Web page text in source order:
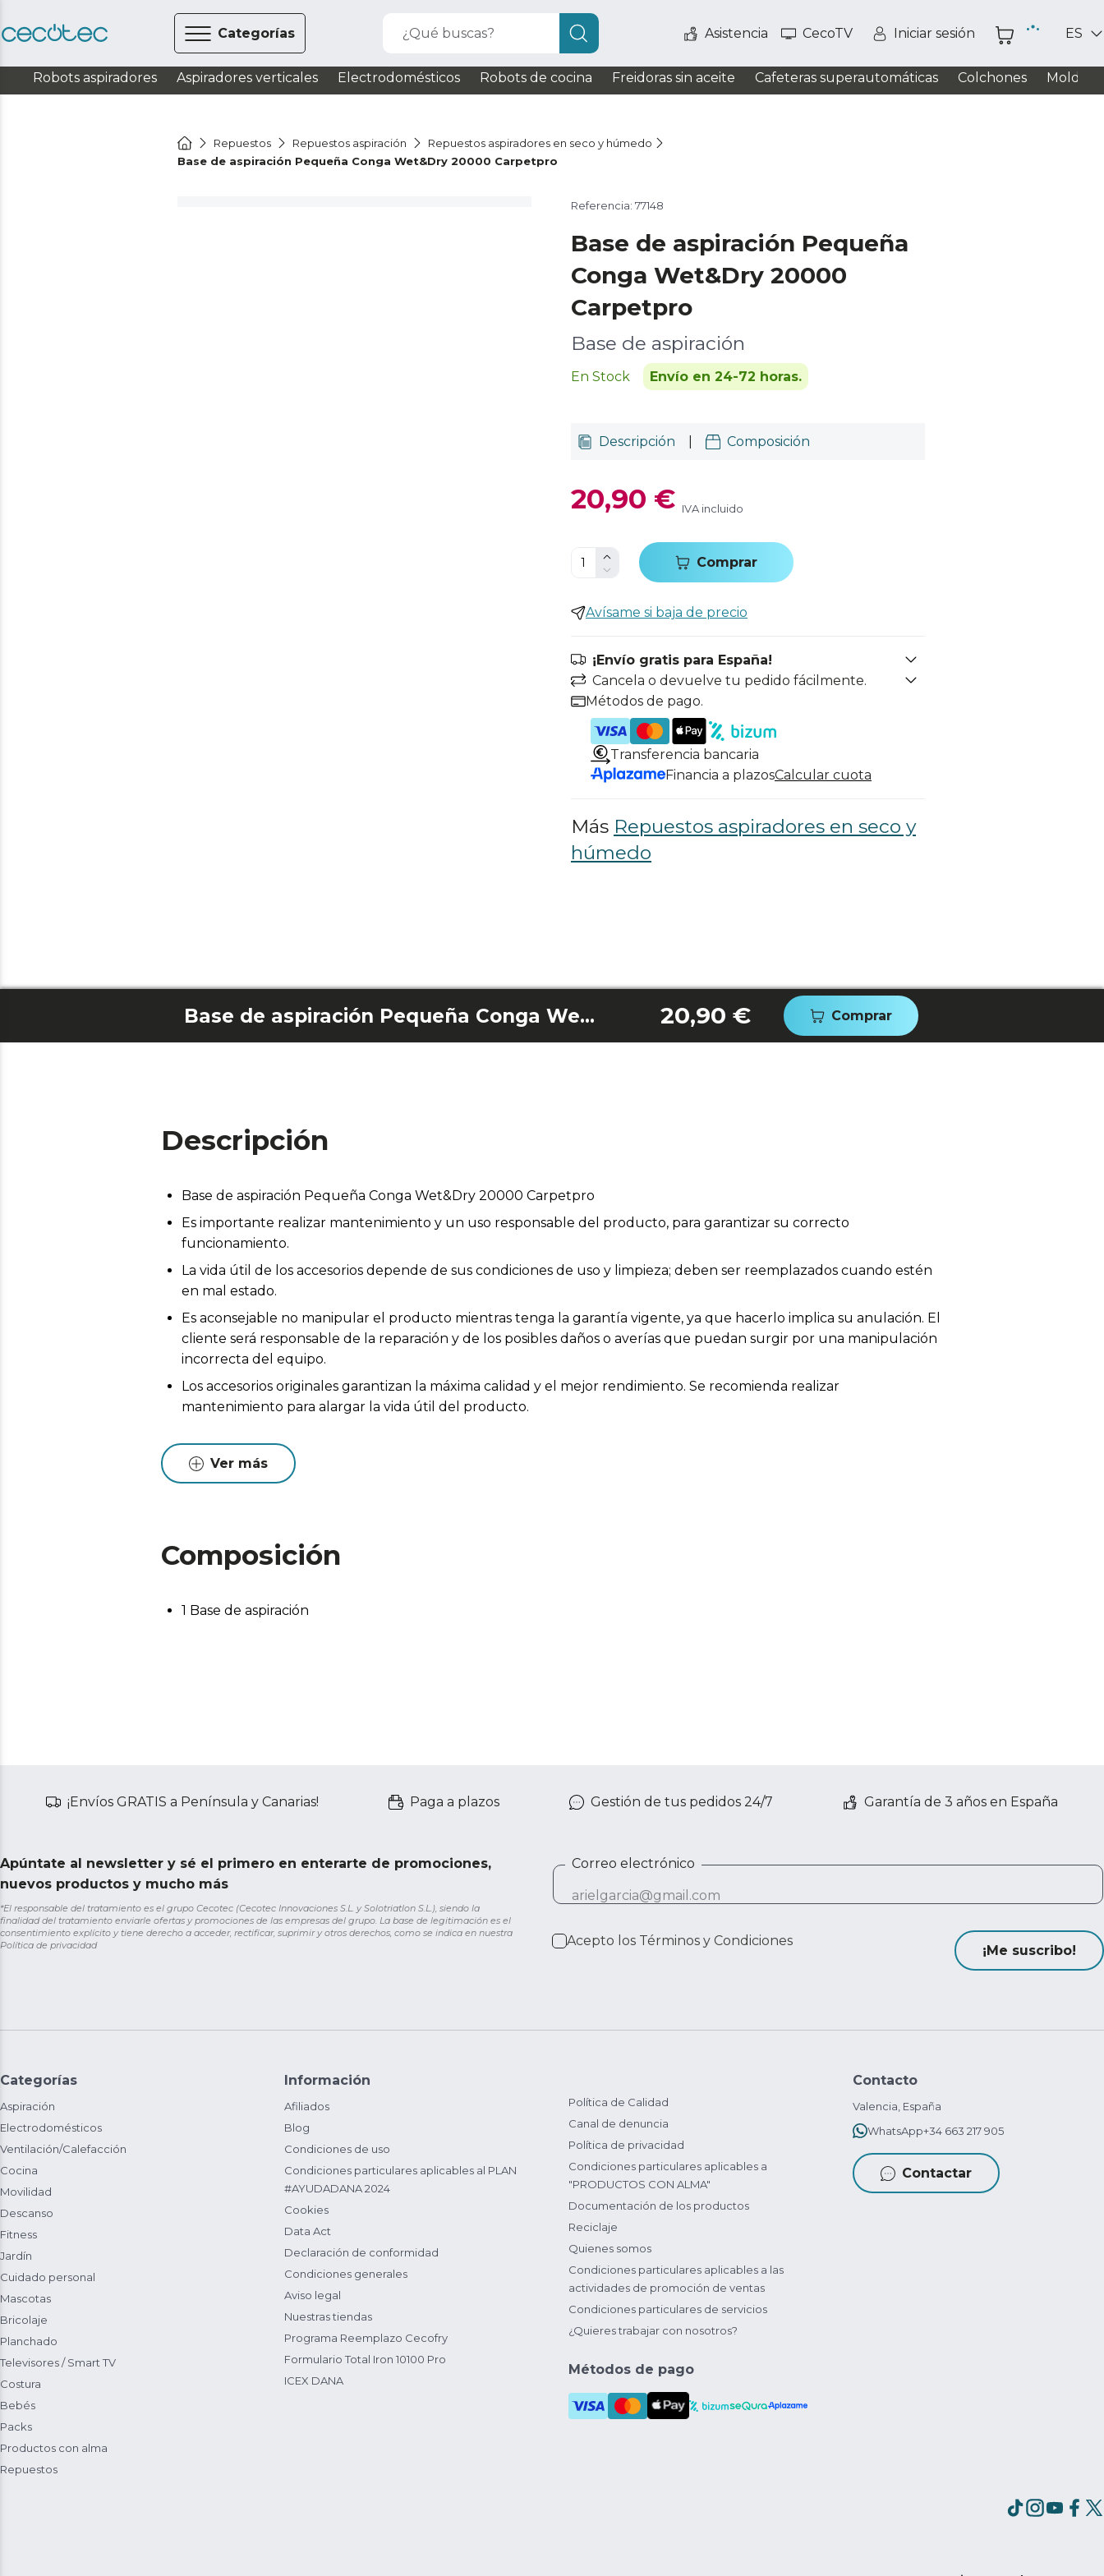
Categorías ¿Qué buscas? Asistencia CecoTV Iniciar sesión ES
Robots aspiradores Aspiradores verticales Electrodomésticos Robots de cocina Freidoras sin aceite Cafeteras superautomáticas Colchones
Repuestos Repuestos aspiración
Repuestos aspiradores en seco y húmedo
Base de aspiración Pequeña Conga Wet&Dry 20000 Carpetpro
Referencia: 77148
Base de aspiración Pequeña
Conga Wet&Dry 20000
Carpetpro
Base de aspiración
En Stock Envío en 24-72 horas.
Descripción Composición
20,90 € IVA incluido
Comprar
Avísame si baja de precio
¡Envío gratis para España!
Cancela o devuelve tu pedido fácilmente.
Métodos de pago.
Transferencia bancaria
Financia a plazosCalcular cuota
Más Repuestos aspiradores en seco y
húmedo
Base de aspiración Pequeña Conga Wet&Dry 20000 Carpetpro 20,90 € Comprar
Descripción
Base de aspiración Pequeña Conga Wet&Dry 20000 Carpetpro
Es importante realizar mantenimiento y un uso responsable del producto, para garantizar su correcto
funcionamiento.
La vida útil de los accesorios depende de sus condiciones de uso y limpieza; deben ser reemplazados cuando estén
en mal estado.
Es aconsejable no manipular el producto mientras tenga la garantía vigente, ya que hacerlo implica su anulación. El
cliente será responsable de la reparación y de los posibles daños o averías que puedan surgir por una manipulación
incorrecta del equipo.
Los accesorios originales garantizan la máxima calidad y el mejor rendimiento. Se recomienda realizar
mantenimiento para alargar la vida útil del producto.
Ver más
Composición
1 Base de aspiración
¡Envíos GRATIS a Península y Canarias! Paga a plazos Gestión de tus pedidos 24/7 Garantía de 3 años en España
Apúntate al newsletter y sé el primero en enterarte de promociones,
nuevos productos y mucho más
*El responsable del tratamiento es el grupo Cecotec (Cecotec Innovaciones S.L. y Solotriatlon S.L.), siendo la
finalidad del tratamiento enviarle ofertas y promociones de las empresas del grupo. La base de legitimación es el
consentimiento explícito y tiene derecho a acceder, rectificar, suprimir y otros derechos, como se indica en nuestra
Política de privacidad
Correo electrónico
Acepto los Términos y Condiciones
¡Me suscribo!
Categorías
Aspiración
Electrodomésticos
Ventilación/Calefacción
Cocina
Movilidad
Descanso
Fitness
Jardín
Cuidado personal
Mascotas
Bricolaje
Planchado
Televisores / Smart TV
Costura
Bebés
Packs
Productos con alma
Repuestos
Información
Afiliados
Blog
Condiciones de uso
Condiciones particulares aplicables al PLAN
#AYUDADANA 2024
Cookies
Data Act
Declaración de conformidad
Condiciones generales
Aviso legal
Nuestras tiendas
Programa Reemplazo Cecofry
Formulario Total Iron 10100 Pro
ICEX DANA
Política de Calidad
Canal de denuncia
Política de privacidad
Condiciones particulares aplicables a
"PRODUCTOS CON ALMA"
Documentación de los productos
Reciclaje
Quienes somos
Condiciones particulares aplicables a las
actividades de promoción de ventas
Condiciones particulares de servicios
¿Quieres trabajar con nosotros?
Métodos de pago
Contacto
Valencia, España
WhatsApp+34 663 217 905
Contactar